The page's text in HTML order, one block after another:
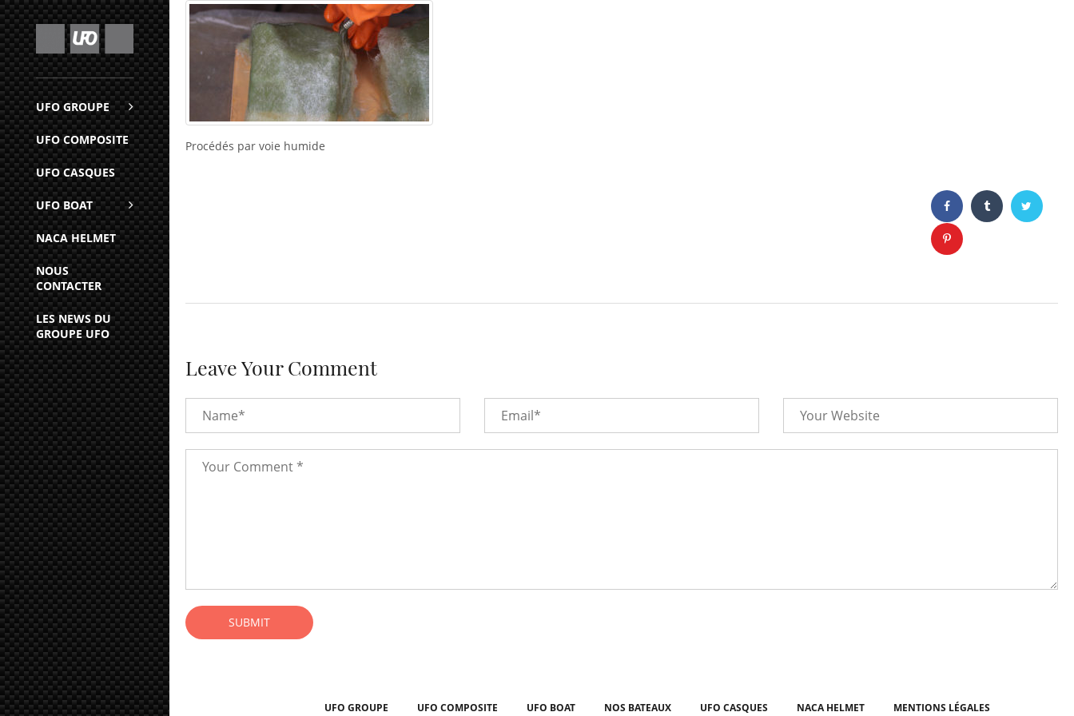
UFO GROUPE
UFO COMPOSITE
UFO CASQUES
UFO BOAT
NACA HELMET
NOUS
CONTACTER
LES NEWS DU
GROUPE UFO
Procédés par voie humide
Leave Your Comment
SUBMIT
UFO GROUPE UFO COMPOSITE UFO BOAT NOS BATEAUX UFO CASQUES NACA HELMET MENTIONS LÉGALES